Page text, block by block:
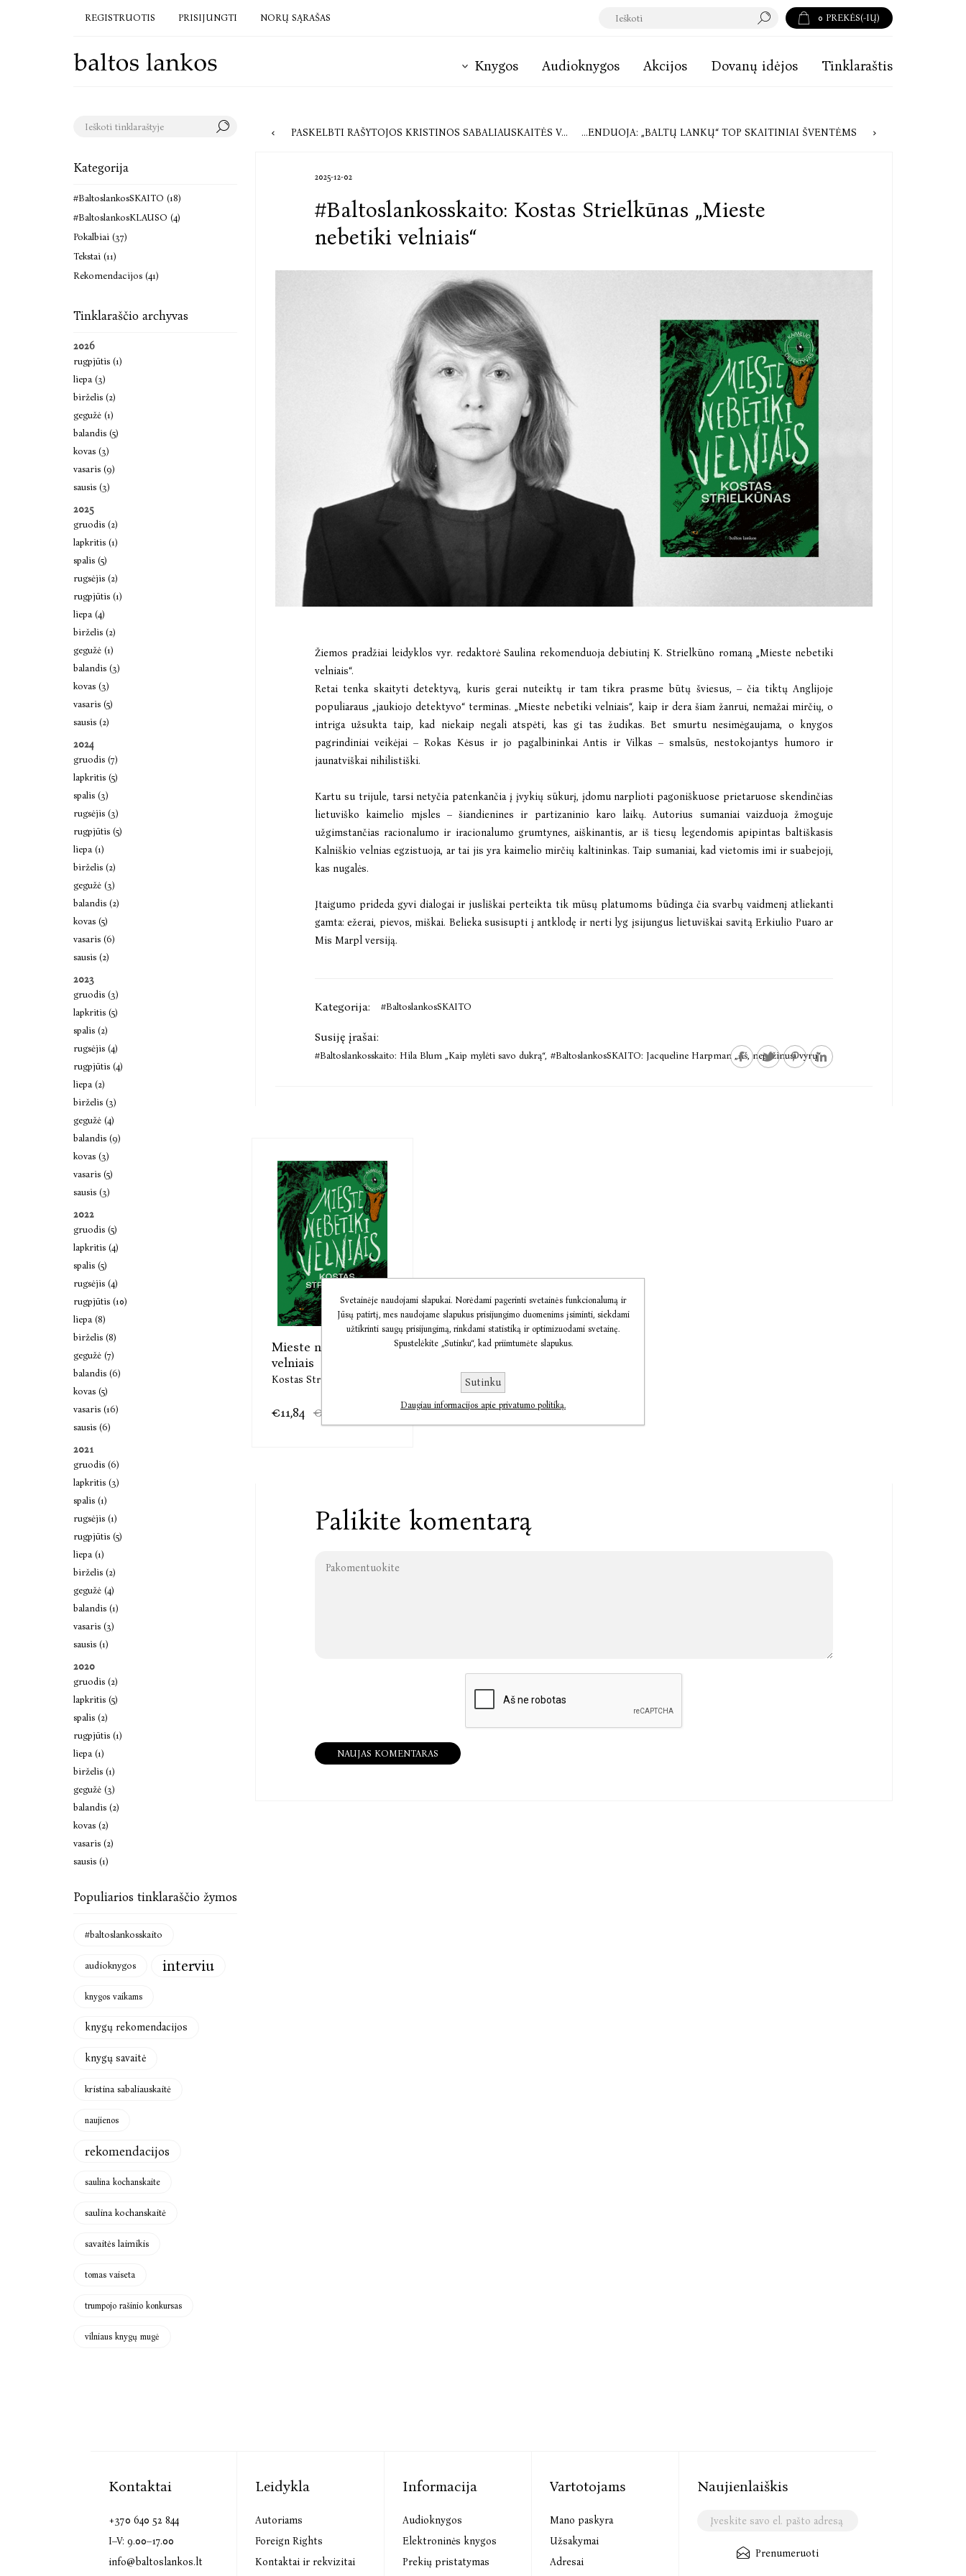
REGISTRUOTIS PRISIJUNGTI NORŲ SĄRAŠAS 0 PREKĖS(-IŲ)
Knygos Audioknygos Akcijos Dovanų idėjos Tinklaraštis
PASKELBTI RAŠYTOJOS KRISTINOS SABALIAUSKAITĖS VARDO TRUMPOJO RAŠINIO KONKURSO „MANO BAISIAUSIA DISTOPIJA“ NUGALĖTOJAI VYRIAUSIOJI REDAKTORĖ REKOMENDUOJA: „BALTŲ LANKŲ“ TOP SKAITINIAI ŠVENTĖMS
2025-12-02
#Baltoslankosskaito: Kostas Strielkūnas „Mieste
nebetiki velniais“
Žiemos pradžiai leidyklos vyr. redaktorė Saulina rekomenduoja debiutinį K. Strielkūno romaną „Mieste nebetiki
velniais“.
Retai tenka skaityti detektyvą, kuris gerai nuteiktų ir tam tikra prasme būtų šviesus, – čia tiktų Anglijoje
populiaraus „jaukiojo detektyvo“ terminas. „Mieste nebetiki velniais“, kaip ir dera šiam žanrui, nemažai mirčių, o
intriga užsukta taip, kad niekaip negali atspėti, kas gi tas žudikas. Bet smurtu nesimėgaujama, o knygos
pagrindiniai veikėjai – Rokas Kėsus ir jo pagalbininkai Antis ir Vilkas – smalsūs, nestokojantys humoro ir
jaunatviškai nihilistiški.
Kartu su trijule, tarsi netyčia patenkančia į įvykių sūkurį, įdomu narplioti pagoniškuose prietaruose skendinčias
lietuviško kaimelio mįsles – šiandienines ir partizaninio karo laikų. Autorius sumaniai vaizduoja žmoguje
užgimstančias racionalumo ir iracionalumo grumtynes, aiškinantis, ar iš tiesų legendomis apipintas baltiškasis
Kalniškio velnias egzistuoja, ar tai jis yra kaimelio mirčių kaltininkas. Taip sumaniai, kad vietomis imi ir suabejoji,
kas nugalės.
Įtaigumo prideda gyvi dialogai ir jusliškai perteikta tik mūsų platumoms būdinga čia svarbų vaidmenį atliekanti
gamta: ežerai, pievos, miškai. Belieka susisupti į antklodę ir nerti lyg įsijungus lietuviškai savitą Erkiulio Puaro ar
Mis Marpl versiją.
Kategorija: #BaltoslankosSKAITO
Susiję įrašai:
#Baltoslankosskaito: Hila Blum „Kaip mylėti savo dukrą“, #BaltoslankosSKAITO: Jacqueline Harpman „Aš, nepažinusi vyrų“
Mieste nebetiki
velniais
Kostas Strielkūnas
€11,84 €14,44
Palikite komentarą
NAUJAS KOMENTARAS
Kategorija
#BaltoslankosSKAITO (18)
#BaltoslankosKLAUSO (4)
Pokalbiai (37)
Tekstai (11)
Rekomendacijos (41)
Tinklaraščio archyvas
2026
rugpjūtis (1)
liepa (3)
birželis (2)
gegužė (1)
balandis (5)
kovas (3)
vasaris (9)
sausis (3)
2025
gruodis (2)
lapkritis (1)
spalis (5)
rugsėjis (2)
rugpjūtis (1)
liepa (4)
birželis (2)
gegužė (1)
balandis (3)
kovas (3)
vasaris (5)
sausis (2)
2024
gruodis (7)
lapkritis (5)
spalis (3)
rugsėjis (3)
rugpjūtis (5)
liepa (1)
birželis (2)
gegužė (3)
balandis (2)
kovas (5)
vasaris (6)
sausis (2)
2023
gruodis (3)
lapkritis (5)
spalis (2)
rugsėjis (4)
rugpjūtis (4)
liepa (2)
birželis (3)
gegužė (4)
balandis (9)
kovas (3)
vasaris (5)
sausis (3)
2022
gruodis (5)
lapkritis (4)
spalis (5)
rugsėjis (4)
rugpjūtis (10)
liepa (8)
birželis (8)
gegužė (7)
balandis (6)
kovas (5)
vasaris (16)
sausis (6)
2021
gruodis (6)
lapkritis (3)
spalis (1)
rugsėjis (1)
rugpjūtis (5)
liepa (1)
birželis (2)
gegužė (4)
balandis (1)
vasaris (3)
sausis (1)
2020
gruodis (2)
lapkritis (5)
spalis (2)
rugpjūtis (1)
liepa (1)
birželis (1)
gegužė (3)
balandis (2)
kovas (2)
vasaris (2)
sausis (1)
Populiarios tinklaraščio žymos
#baltoslankosskaito
audioknygos interviu
knygos vaikams
knygų rekomendacijos
knygų savaitė
kristina sabaliauskaitė
naujienos
rekomendacijos
saulina kochanskaite
saulina kochanskaitė
savaitės laimikis
tomas vaiseta
trumpojo rašinio konkursas
vilniaus knygų mugė
Kontaktai
+370 640 52 844
I–V: 9.00–17.00
info@baltoslankos.lt
Leidykla
Autoriams
Foreign Rights
Kontaktai ir rekvizitai
Informacija
Audioknygos
Elektroninės knygos
Prekių pristatymas
Vartotojams
Mano paskyra
Užsakymai
Adresai
Naujienlaiškis
Prenumeruoti
Svetainėje naudojami slapukai. Norėdami pagerinti svetainės funkcionalumą ir
Jūsų patirtį, mes naudojame slapukus prisijungimo duomenims įsiminti, siekdami
užtikrinti saugų prisijungimą, rinkdami statistiką ir optimizuodami svetainę.
Spustelėkite „Sutinku“, kad priimtumėte slapukus.
Sutinku
Daugiau informacijos apie privatumo politiką.